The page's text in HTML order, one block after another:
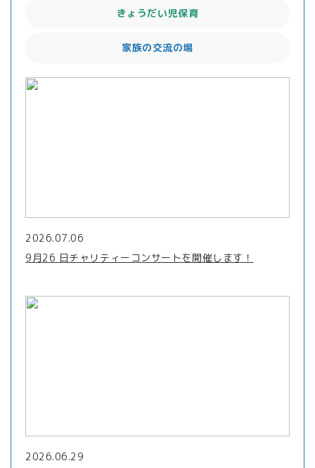
きょうだい児保育
家族の交流の場
2026.07.06
9月26 日チャリティーコンサートを開催します！
2026.06.29